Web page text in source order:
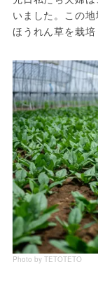
いました。この
ほうれん草を栽培
Photo by TETOTETO